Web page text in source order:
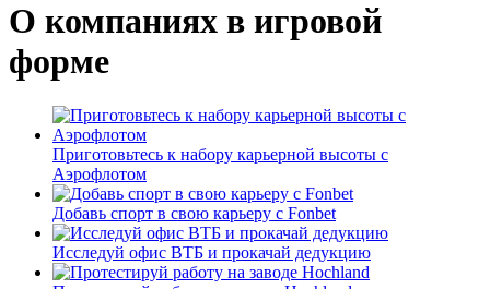
О компаниях в игровой
форме
Приготовьтесь к набору карьерной высоты с
Аэрофлотом
Добавь спорт в свою карьеру с Fonbet
Исследуй офис ВТБ и прокачай дедукцию